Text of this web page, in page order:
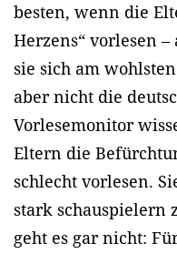
besten, wenn die
Herzens“ vorlesen
sie sich am
aber nicht die
Vorlesemonitor
Eltern die
schlecht vorlesen.
stark schauspielern
geht es gar nicht: